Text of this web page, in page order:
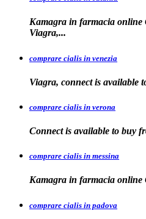
Kamagra in farmacia
Viagra,...
comprare cialis in venezia
Viagra, connect is available
comprare cialis in verona
Connect is available to buy
comprare cialis in messina
Kamagra in farmacia online
comprare cialis in padova